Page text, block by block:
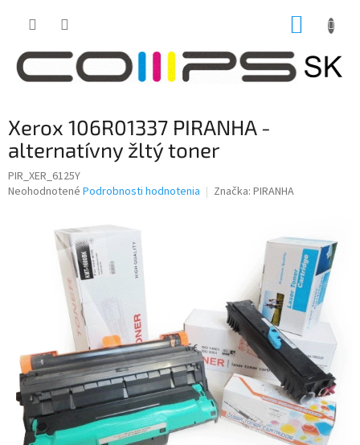
Xerox 106R01337 PIRANHA -
alternatívny žltý toner
PIR_XER_6125Y
Priemerné
Neohodnotené Podrobnosti hodnotenia Značka: PIRANHA